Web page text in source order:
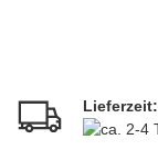
Lieferzeit: